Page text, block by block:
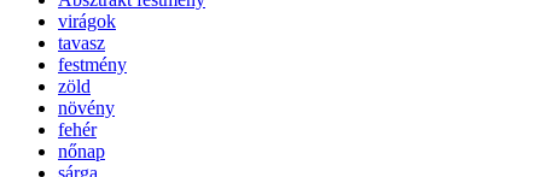
virágok
tavasz
festmény
zöld
növény
fehér
nőnap
sárga